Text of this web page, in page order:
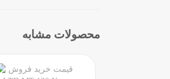
محصولات مشابه